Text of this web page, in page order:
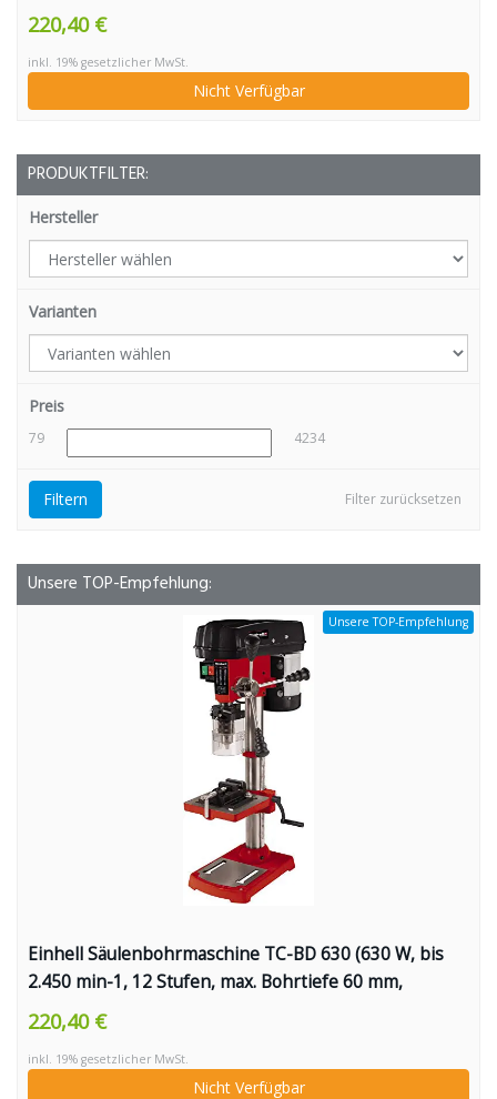
Zahnkranzfutter 1,5-16 mm, einstellbarer
Tiefenanschlag, neig-/drehbarer Bohrtisch inkl.
Schraubstock)
220,40 €
inkl. 19% gesetzlicher MwSt.
Nicht Verfügbar
PRODUKTFILTER:
Hersteller
Varianten
Preis
79 4234
Filter zurücksetzen
Filtern
Unsere TOP-Empfehlung:
Unsere TOP-Empfehlung
Einhell Säulenbohrmaschine TC-BD 630 (630 W, bis
2.450 min-1, 12 Stufen, max. Bohrtiefe 60 mm,
Zahnkranzfutter 1,5-16 mm, einstellbarer
Tiefenanschlag, neig-/drehbarer Bohrtisch inkl.
Schraubstock)
220,40 €
inkl. 19% gesetzlicher MwSt.
Nicht Verfügbar